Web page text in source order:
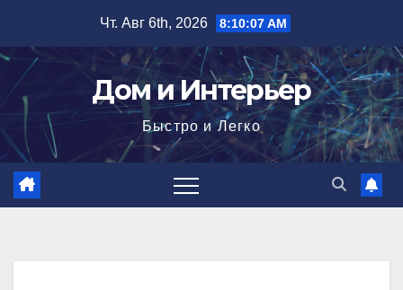
содержимому
Чт. Авг 6th, 2026 8:10:08 AM
Дом и Интерьер
Быстро и Легко